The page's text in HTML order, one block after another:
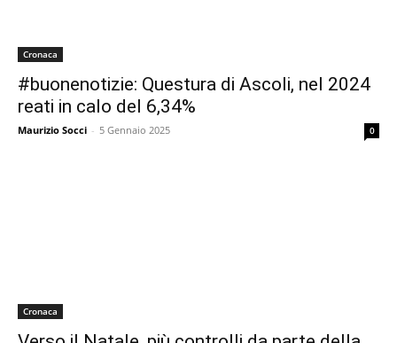
Cronaca
#buonenotizie: Questura di Ascoli, nel 2024
reati in calo del 6,34%
Maurizio Socci - 5 Gennaio 2025 0
Cronaca